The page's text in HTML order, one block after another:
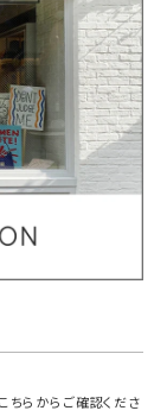
こちらからご確認くださ